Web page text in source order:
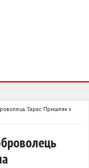
Тарас Пришляк з